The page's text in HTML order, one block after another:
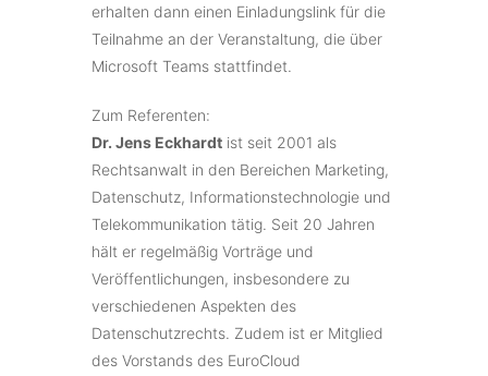
erhalten dann einen Einladungslink für die
Teilnahme an der Veranstaltung, die über
Microsoft Teams stattfindet.
Zum Referenten:
Dr. Jens Eckhardt ist seit 2001 als
Rechtsanwalt in den Bereichen Marketing,
Datenschutz, Informationstechnologie und
Telekommunikation tätig. Seit 20 Jahren
hält er regelmäßig Vorträge und
Veröffentlichungen, insbesondere zu
verschiedenen Aspekten des
Datenschutzrechts. Zudem ist er Mitglied
des Vorstands des EuroCloud